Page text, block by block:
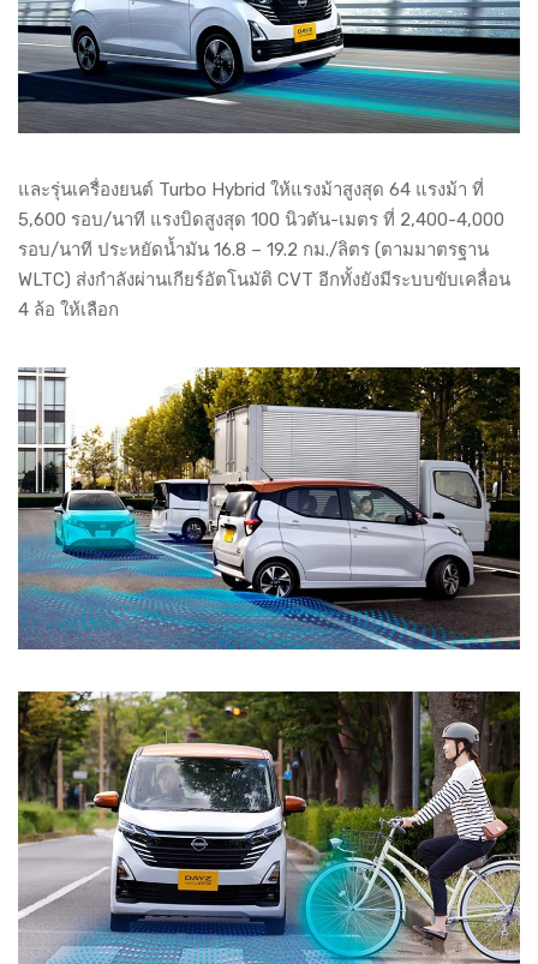
และรุ่นเครื่องยนต์ Turbo Hybrid ให้แรงม้าสูงสุด 64 แรงม้า ที่
5,600 รอบ/นาที แรงบิดสูงสุด 100 นิวตัน-เมตร ที่ 2,400-4,000
รอบ/นาที ประหยัดน้ำมัน 16.8 – 19.2 กม./ลิตร (ตามมาตรฐาน
WLTC) ส่งกำลังผ่านเกียร์อัตโนมัติ CVT อีกทั้งยังมีระบบขับเคลื่อน
4 ล้อ ให้เลือก